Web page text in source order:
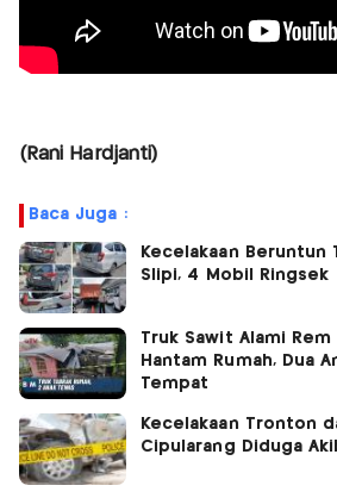
(Rani Hardjanti)
Baca Juga :
Kecelakaan Beruntun
Slipi, 4 Mobil Ringsek
Truk Sawit Alami
Hantam Rumah, Dua
Tempat
Kecelakaan Tronton
Cipularang Diduga